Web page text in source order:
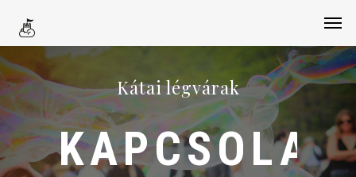
Kátai légvárak
KAPCSOLAT